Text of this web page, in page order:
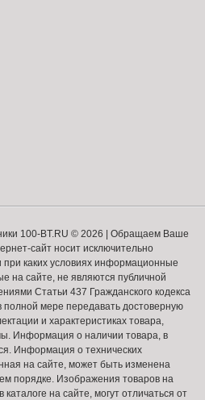
100-BT.RU © 2026 | Обращаем Ваше
сайт носит исключительно
каких условиях информационные
на сайте, не являются публичной
Статьи 437 Гражданского кодекса
полной мере передавать достоверную
и характеристиках товара,
Информация о наличии товара, в
Информация о технических
на сайте, может быть изменена
порядке. Изображения товаров на
на сайте, могут отличаться от